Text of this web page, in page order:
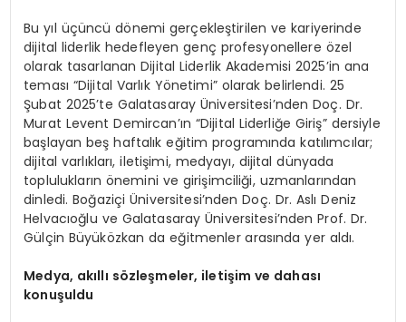
Bu yıl üçüncü dönemi gerçekleştirilen ve kariyerinde
dijital liderlik hedefleyen genç profesyonellere özel
olarak tasarlanan Dijital Liderlik Akademisi 2025’in ana
teması “Dijital Varlık Yönetimi” olarak belirlendi. 25
Şubat 2025’te Galatasaray Üniversitesi’nden Doç. Dr.
Murat Levent Demircan’ın “Dijital Liderliğe Giriş” dersiyle
başlayan beş haftalık eğitim programında katılımcılar;
dijital varlıkları, iletişimi, medyayı, dijital dünyada
toplulukların önemini ve girişimciliği, uzmanlarından
dinledi. Boğaziçi Üniversitesi’nden Doç. Dr. Aslı Deniz
Helvacıoğlu ve Galatasaray Üniversitesi’nden Prof. Dr.
Gülçin Büyüközkan da eğitmenler arasında yer aldı.
Medya, akıllı sözleşmeler, iletişim ve dahası
konuşuldu